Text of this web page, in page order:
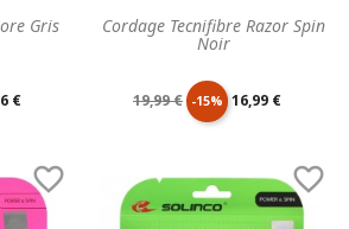
Gris
€
Cordage Tecnifibre Razor Spin
Noir
Prix
base
19,99 € -15% Prix
16,99 €
 